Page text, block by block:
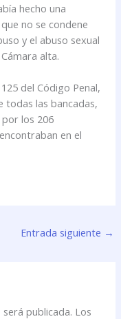
hecho una
no se condene
y el abuso sexual
alta.
del Código Penal,
todas las bancadas,
los 206
en el
Entrada siguiente →
publicada. Los